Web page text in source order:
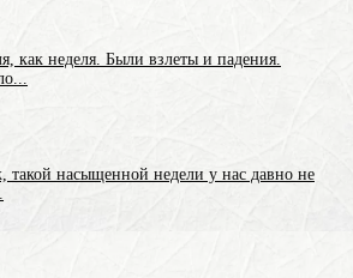
как неделя. Были взлеты и падения.
такой насыщенной недели у нас давно не